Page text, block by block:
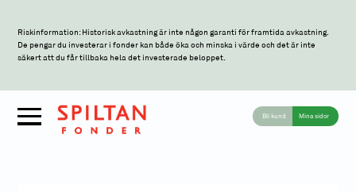
Riskinformation: Historisk avkastning är inte någon garanti för framtida avkastning.
De pengar du investerar i fonder kan både öka och minska i värde och det är inte
säkert att du får tillbaka hela det investerade beloppet.
Bli kund Mina sidor